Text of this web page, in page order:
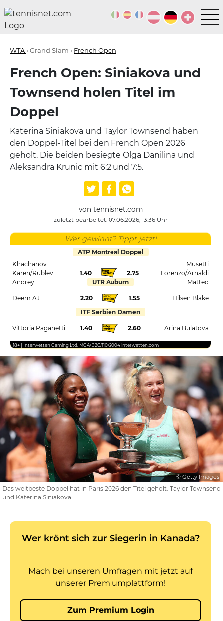
WTA› Grand Slam › French Open
French Open: Siniakova und
Townsend holen Titel im
Doppel
Katerina Siniakova und Taylor Townsend haben
den Doppel-Titel bei den French Open 2026
geholt. Die beiden besiegte Olga Danilina und
Aleksandra Krunic mit 6:2 und 7:5.
von tennisnet.com
zuletzt bearbeitet: 07.06.2026, 13:36 Uhr
Wer gewinnt? Tippt jetzt!
ATP Montreal Doppel
Khachanov
Karen/Rublev
Andrey
1.40 2.75
Musetti
Lorenzo/Arnaldi
Matteo
UTR Auburn
Deem AJ 2.20 1.55
Hilsen Blake
ITF Serbien Damen
Vittoria Paganetti 1.40 2.60 Arina Bulatova
18+ | Interwetten Gaming Ltd. MGA/B2C/110/2004 interwetten.com
© Getty Images
Das weltbeste Doppel hat in Paris 2026 den Titel geholt: Taylor Townsend
und Katerina Siniakova